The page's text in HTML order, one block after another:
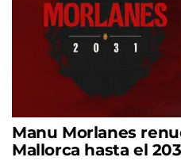
Manu Morlanes
Mallorca hasta el